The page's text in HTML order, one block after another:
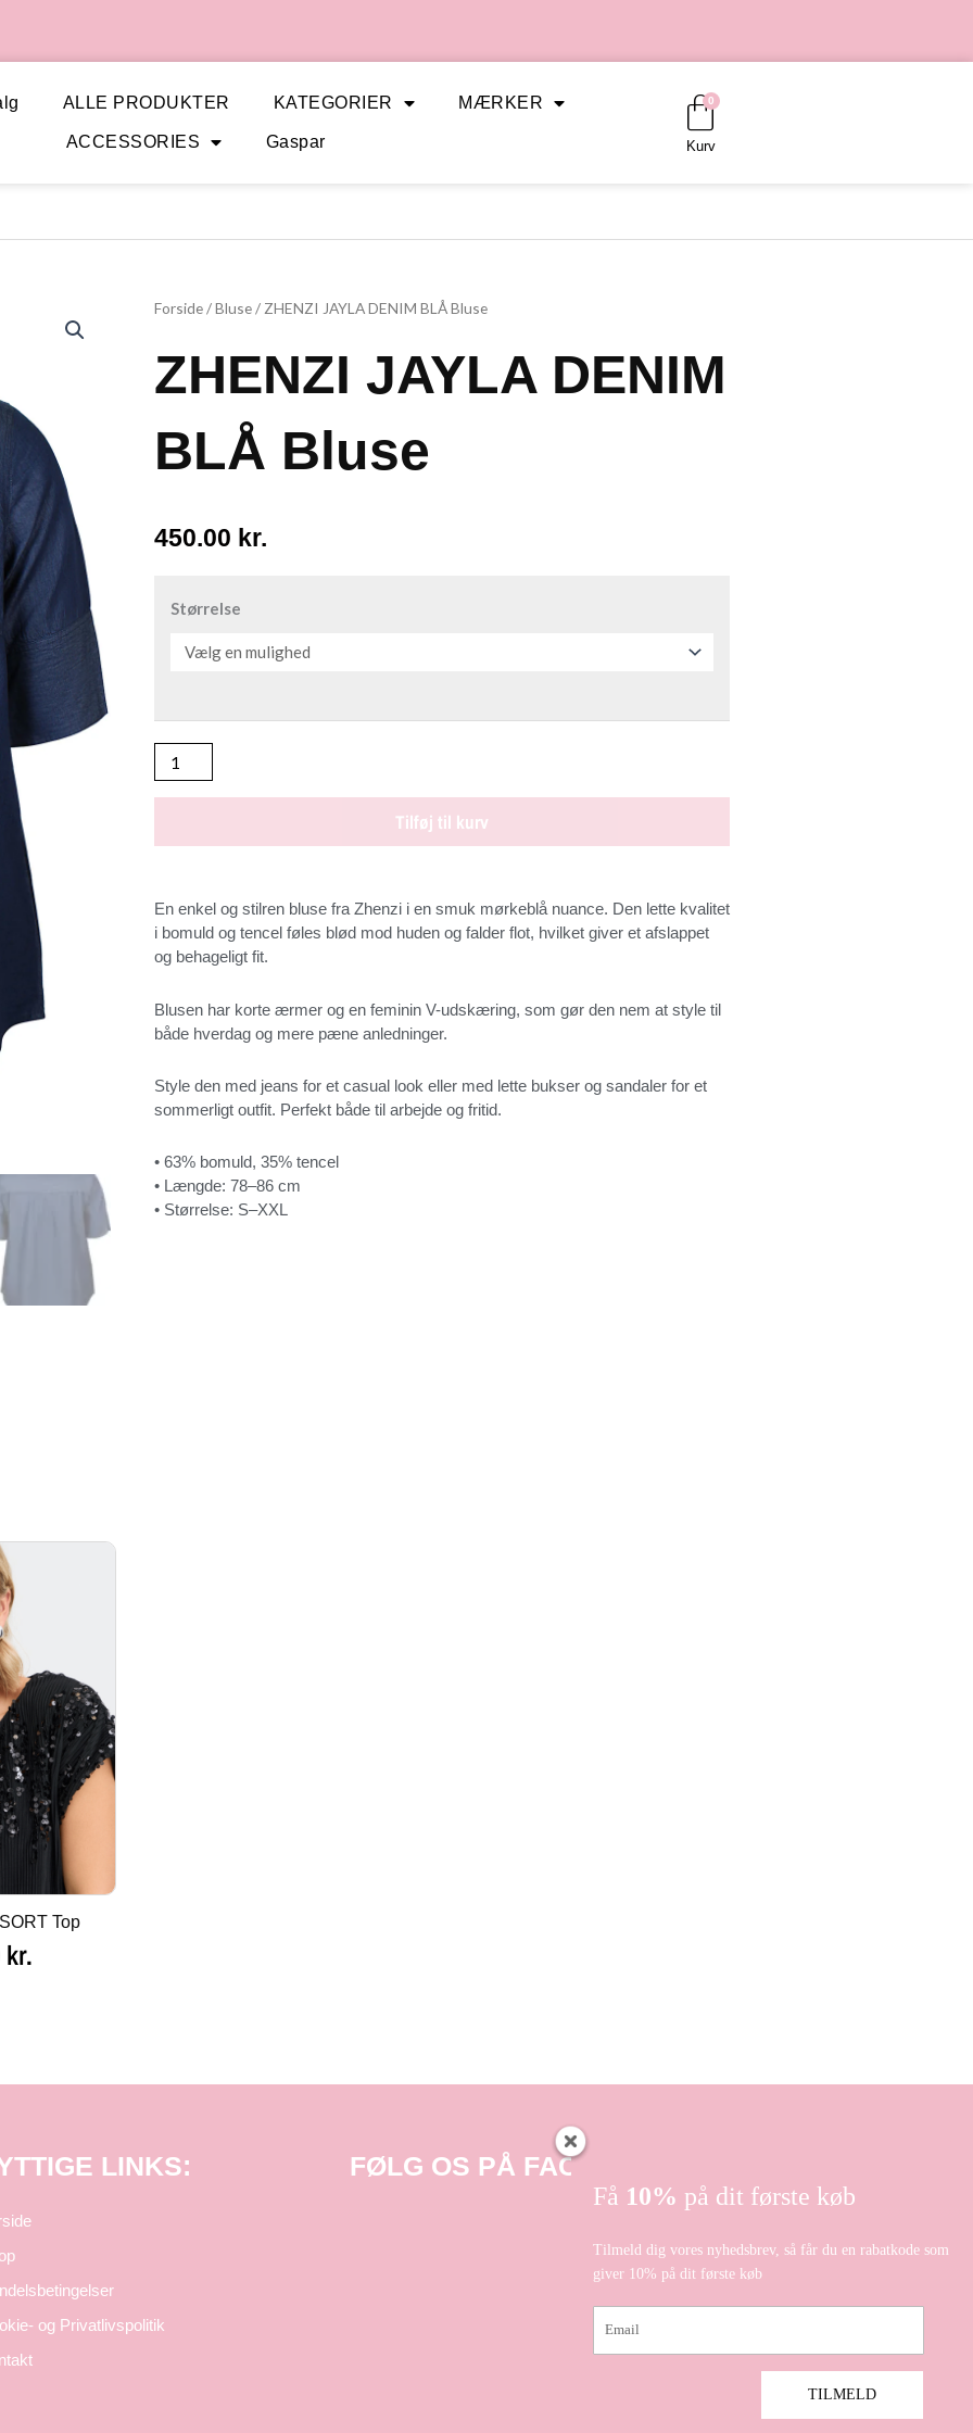
ALLE PRODUKTER KATEGORIER MÆRKER
ACCESSORIES Gaspar
0
Kurv
Kurv
Forside/Bluse/ ZHENZI JAYLA DENIM BLÅ Bluse
ZHENZI JAYLA DENIM
BLÅ Bluse
450.00 kr.
Størrelse
JAYLA
antal
Tilføj til kurv
En enkel og stilren bluse fra Zhenzi i en smuk mørkeblå nuance. Den lette kvalitet
i bomuld og tencel føles blød mod huden og falder flot, hvilket giver et afslappet
og behageligt fit.
Blusen har korte ærmer og en feminin V-udskæring, som gør den nem at style til
både hverdag og mere pæne anledninger.
Style den med jeans for et casual look eller med lette bukser og sandaler for et
sommerligt outfit. Perfekt både til arbejde og fritid.
• 63% bomuld, 35% tencel
• Længde: 78–86 cm
• Størrelse: S–XXL
Top
kr.
LINKS:
og Privatlivspolitik
FØLG OS PÅ FACEBOOK
Få 10% på dit første køb
Tilmeld dig vores nyhedsbrev, så får du en rabatkode som
giver 10% på dit første køb
TILMELD